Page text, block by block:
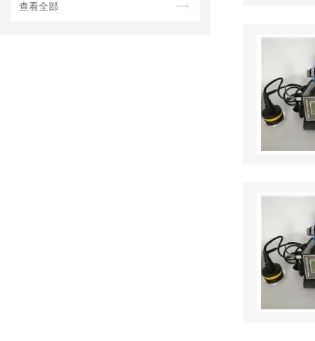
查看全部